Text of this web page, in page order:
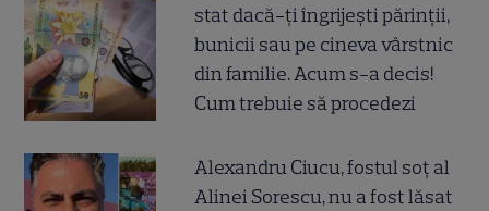
stat dacă-ți îngrijești părinții,
bunicii sau pe cineva vârstnic
din familie. Acum s-a decis!
Cum trebuie să procedezi
Alexandru Ciucu, fostul soț al
Alinei Sorescu, nu a fost lăsat